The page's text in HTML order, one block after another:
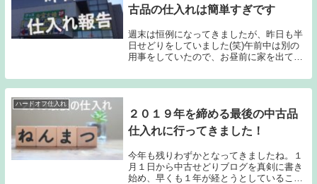
古品の仕入れは簡単すぎです
週末は恒例になってきましたが、昨日も半
日せどりをしていました(笑)午前中は別の
用事をしていたので、お昼前に家を出て店
りとパンで軽い昼食をとりました。コンビ
ニの駐車場でパシャッと一枚。昨日は寒く
ハードオフ仕入れ
２０１９年を締める最後の中古品
仕入れに行ってきました！
今年も残りわずかとなってきましたね。１
月１日から中古せどりブログを真剣に書き
始め、早くも１年が経とうとしていること